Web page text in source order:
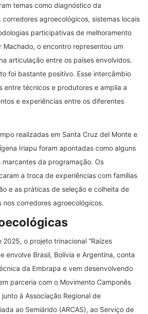
temas como diagnóstico da
agroecológicos, sistemas locais
participativas de melhoramento
Machado, o encontro representou um
articulação entre os países envolvidos.
foi bastante positivo. Esse intercâmbio
entre técnicos e produtores e amplia a
e experiências entre os diferentes
realizadas em Santa Cruz del Monte e
Iriapu foram apontadas como alguns
marcantes da programação. Os
a troca de experiências com famílias
e as práticas de seleção e colheita de
nos corredores agroecológicos.
2025, o projeto trinacional “Raízes
envolve Brasil, Bolívia e Argentina, conta
da Embrapa e vem desenvolvendo
parceria com o Movimento Camponês
junto à Associação Regional de
ao Semiárido (ARCAS), ao Serviço de